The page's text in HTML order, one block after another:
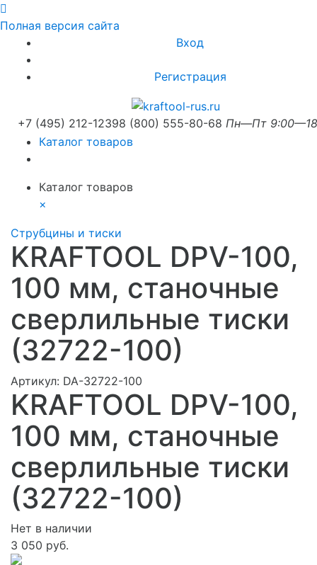
Полная версия сайта
Вход
Регистрация
+7 (495) 212-12398 (800) 555-80-68 Пн—Пт
Каталог товаров
Каталог товаров
×
Струбцины и тиски
KRAFTOOL DPV-100,
100 мм, станочные
сверлильные тиски
(32722-100)
Артикул: DA-32722-100
KRAFTOOL DPV-100,
100 мм, станочные
сверлильные тиски
(32722-100)
Нет в наличии
3 050 руб.